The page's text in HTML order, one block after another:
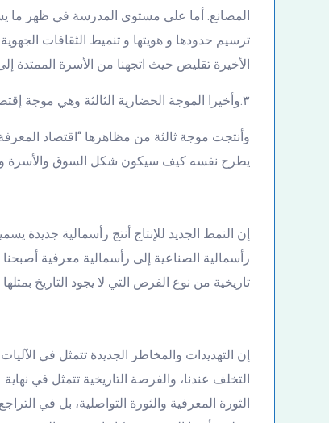
المصانع. أما على مستوى المدرسة في ظهر ما
ترسيم حدودها و هويتها و تنميط الثقافات
الأخيرة تقليص حيث اتجهنا من الأسرة الممتدة
٣.وأخيرا الموجة الحضارية الثالثة وهي موجة إقتصاد المعرفة
وأنتجت موجة ثالثة من مظاهرها “اقتصاد
يطرح نفسه كيف سيكون شكل السوق والأسرة
إن النمط الجديد للإنتاج أنتج رأسمالية جديدة
رأسمالية الصناعية إلى رأسمالية معرفية
تاريخية من نوع الفرص التي لا يجود التاريخ
إن التهديدات والمخاطر الجديدة تتمثل في
التخلف عندنا، والفرصة التاريخية تتمثل في
الثورة المعرفية والثورة التواصلية، بل في